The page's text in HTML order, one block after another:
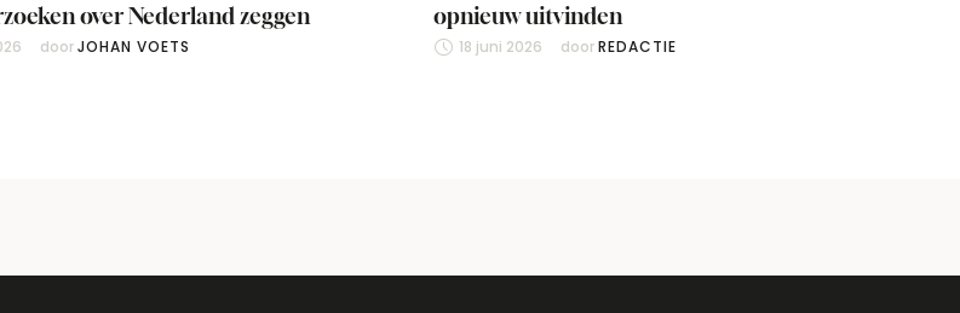
over Nederland zeggen
door JOHAN VOETS
opnieuw uitvinden
18 juni 2026 door REDACTIE